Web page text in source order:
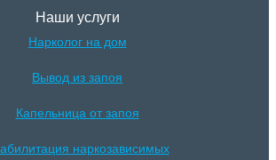
Наши услуги
Нарколог на дом
Вывод из запоя
Капельница от запоя
наркозависимых